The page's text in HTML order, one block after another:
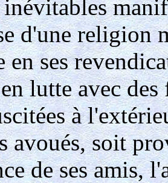
inévitables
d'une religion
en ses
lutte avec des
à
avoués, soit
de ses amis,